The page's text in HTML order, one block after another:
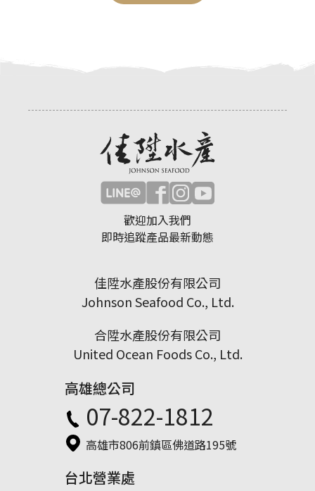
歡迎加入我們
即時追蹤產品最新動態
佳陞水產股份有限公司
Johnson Seafood Co., Ltd.
合陞水產股份有限公司
United Ocean Foods Co., Ltd.
高雄總公司
07-822-1812
高雄市806前鎮區佛道路195號
台北營業處